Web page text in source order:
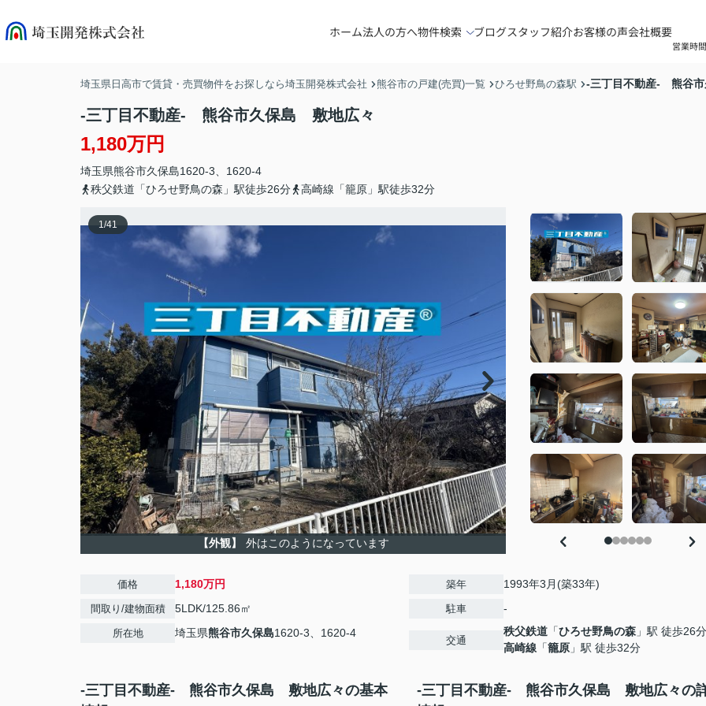
ホーム法人の方へ物件検索 ブログスタッフ紹介お客様の声会社概要
営業時
埼玉県日高市で賃貸・売買物件をお探しなら埼玉開発株式会社 熊谷市の戸建(売買)一覧 ひろせ野鳥の森駅 -三丁目不動産- 熊谷
-三丁目不動産- 熊谷市久保島 敷地広々
1,180万円
埼玉県熊谷市久保島1620-3、1620-4
秩父鉄道「ひろせ野鳥の森」駅徒歩26分
高崎線「籠原」駅徒歩32分
1/41
【外観】 外はこのようになっています
価格 1,180万円
間取り/建物面積 5LDK/125.86㎡
所在地 埼玉県熊谷市久保島1620-3、1620-4
築年 1993年3月(築33年)
駐車 -
交通
秩父鉄道 「ひろせ野鳥の森 」駅 徒歩26分
高崎線 「籠原 」駅 徒歩32分
-三丁目不動産- 熊谷市久保島 敷地広々の基本
-三丁目不動産- 熊谷市久保島 敷地広々の